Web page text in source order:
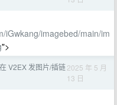
iGwkang/imagebed/main/im
">
V2EX 发图片/插链2025 年 5 月
13 日